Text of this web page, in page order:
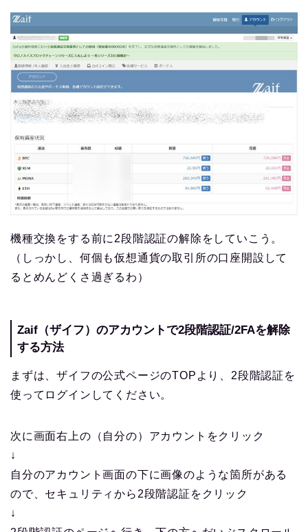
機種交換をする前に2段階認証の解除をしていこう。
（しっかし、何個も仮想通貨の取引所の口座開設して
るとめんどくさ過ぎるわ）
Zaif（ザイフ）のアカウントで2段階認証/2FAを解除
する方法
まずは、ザイフの公式ページのTOPより、2段階認証を
使ってログインしてください。
次に画面右上の（自分の）アカウントをクリック
↓
自分のアカウント画面の下に画像のような箇所がある
ので、セキュリティから2段階認証をクリック
↓